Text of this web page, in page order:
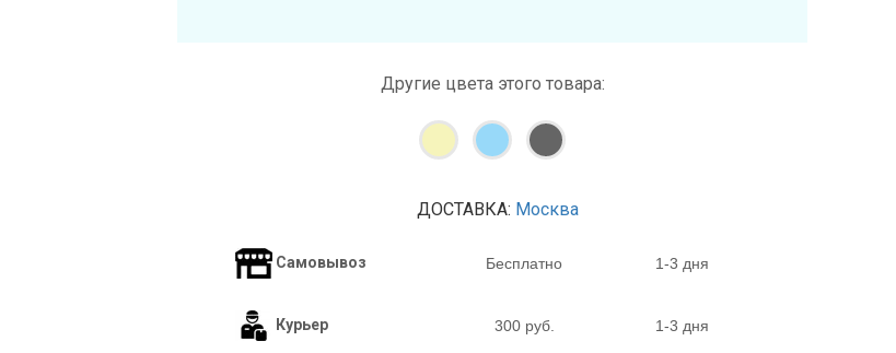
Другие цвета этого товара:
ДОСТАВКА: Москва
Самовывоз Бесплатно 1-3 дня
Курьер 300 руб. 1-3 дня